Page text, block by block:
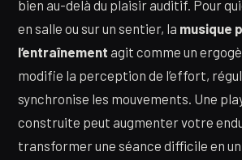
bien au-delà du plaisir auditif. Pour
en salle ou sur un sentier, la musique
l’entraînement agit comme un
modifie la perception de l’effort,
synchronise les mouvements. Une
construite peut augmenter votre
transformer une séance difficile en